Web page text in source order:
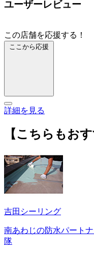
ユーザーレビュー
この店舗を応援する！
ここから応援
詳細を見る
【こちらもおす
吉田シーリング
南あわじの防水パート
隊